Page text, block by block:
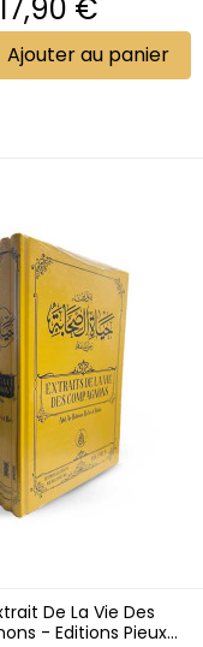
Prix
17,90 €
Ajouter au panier
De La Vie Des
- Editions Pieux...